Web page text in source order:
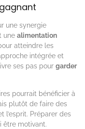
une synergie
une alimentation
atteindre les
intégrée et
ses pas pour garder
pourrait bénéficier à
plutôt de faire des
l’esprit. Préparer des
être motivant.